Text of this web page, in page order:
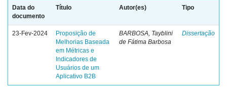
Data do
documento
Título Autor(es) Tipo
23-Fev-2024
Proposição de
Melhorias Baseada
em Métricas e
Indicadores de
Usuários de um
Aplicativo B2B
BARBOSA, Tayblini
de Fátima Barbosa
Dissertação